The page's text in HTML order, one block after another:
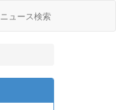
ニュース検索